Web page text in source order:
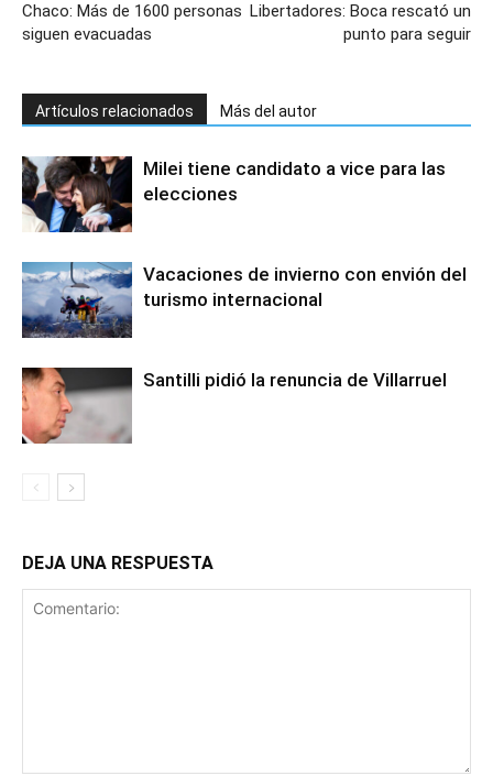
Chaco: Más de 1600 personas
siguen evacuadas
Libertadores: Boca rescató un
punto para seguir
Artículos relacionados Más del autor
Milei tiene candidato a vice para las
elecciones
Vacaciones de invierno con envión del
turismo internacional
Santilli pidió la renuncia de Villarruel
DEJA UNA RESPUESTA